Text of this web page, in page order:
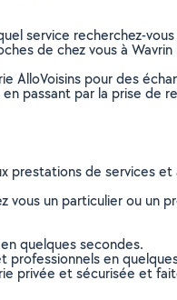
service recherchez-
de chez vous à
AlloVoisins pour des
passant par la prise de
prestations de services
un particulier ou un
quelques secondes.
professionnels en
privée et sécurisée et